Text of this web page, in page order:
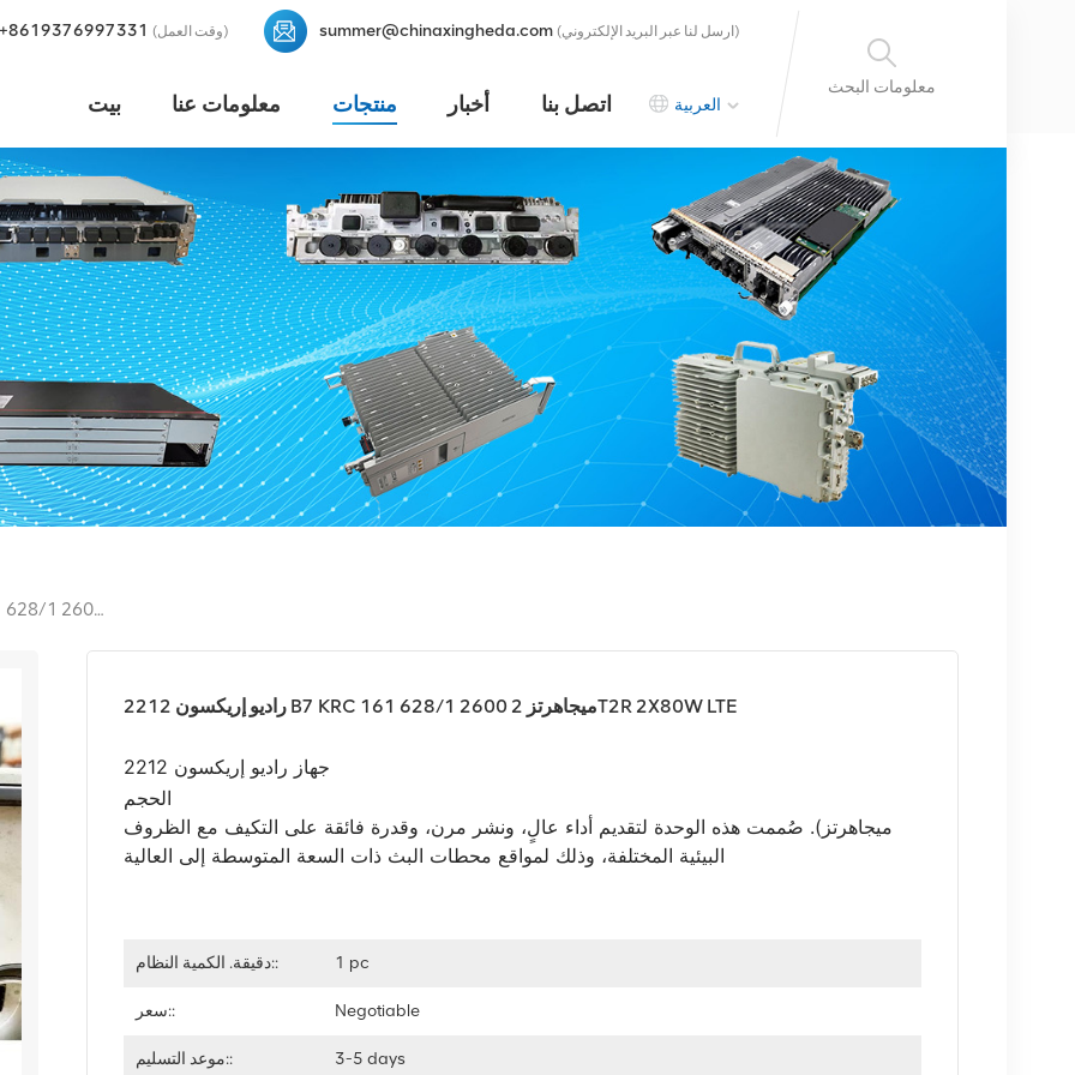
معلومات البحث
(وقت العمل) summer@chinaxingheda.com (ارسل لنا عبر البريد الإلكتروني)
بيت معلومات عنا منتجات أخبار اتصل بنا العربية
راديو إريكسون 2212 B7 KRC 161 628/1 2600 ميجاهرتز 2T2R 2X80W LTE
راديو إريكسون 2212 B7 KRC 161 628/1 2600 ميجاهرتز 2T2R 2X80W LTE
الحجم (RRU) مصممة خصيصًا لنشر شبكات LTE و5G NR، ومُحسّنة للعمل على النطاق 7 (2600
ميجاهرتز). صُممت هذه الوحدة لتقديم أداء عالٍ، ونشر مرن، وقدرة فائقة على التكيف مع الظروف
دقيقة. الكمية النظام:: 1 pc
سعر:: Negotiable
موعد التسليم:: 3-5 days